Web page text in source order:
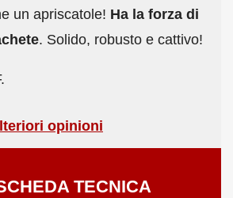
un apriscatole! Ha la forza di
. Solido, robusto e cattivo!
opinioni
TECNICA